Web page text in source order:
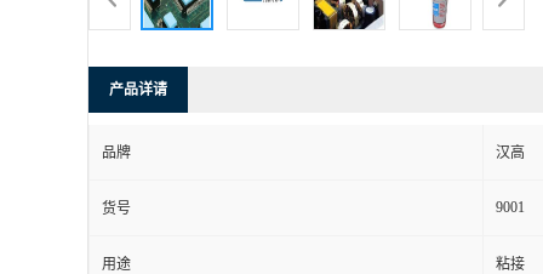
产品详请
品牌 汉高
货号 9001
用途 粘接